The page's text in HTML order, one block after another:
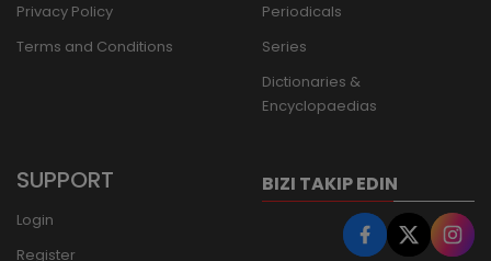
Privacy Policy
Terms and Conditions
Periodicals
Series
Dictionaries &
Encyclopaedias
SUPPORT
Login
Register
BIZI TAKIP EDIN